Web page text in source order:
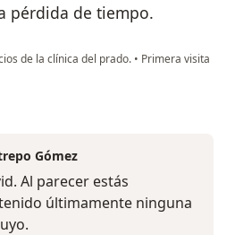
pérdida de tiempo.
de la clínica del prado. • Primera visita
Gómez
Al parecer estás
últimamente ninguna